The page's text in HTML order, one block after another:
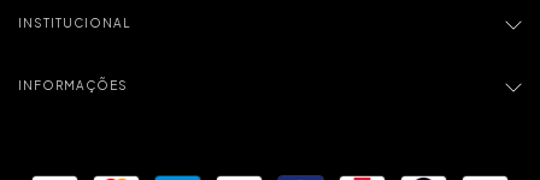
INSTITUCIONAL
INFORMAÇÕES